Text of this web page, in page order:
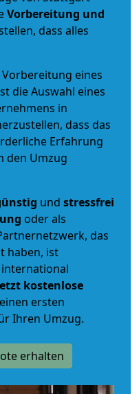
Vorbereitung und
dass alles
eines
die Auswahl eines
in
dass das
Erfahrung
den Umzug
und stressfrei
oder als
das
haben, ist
kostenlose
ersten
Ihren Umzug.
erhalten